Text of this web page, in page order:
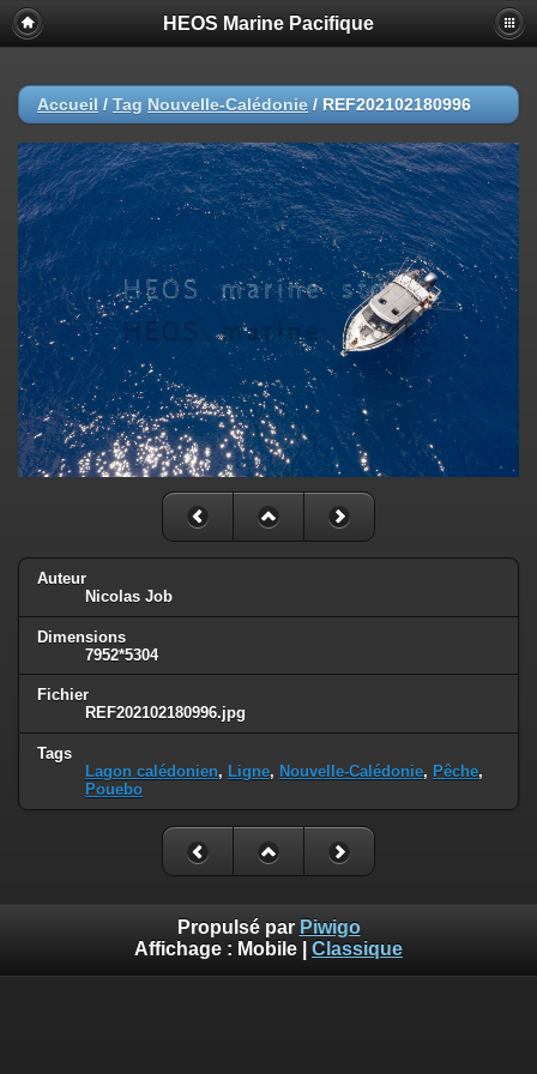
HEOS Marine Pacifique
Accueil / Tag Nouvelle-Calédonie / REF202102180996
Auteur
Nicolas Job
Dimensions
7952*5304
Fichier
REF202102180996.jpg
Tags
Lagon calédonien, Ligne, Nouvelle-Calédonie, Pêche,
Pouebo
Propulsé par Piwigo
Affichage : Mobile Classique